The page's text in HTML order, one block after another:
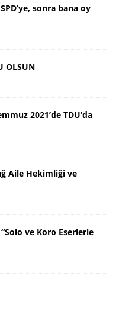
sonra bana oy
OLSUN
2021’de TDU’da
Aile Hekimliği ve
“Solo ve Koro Eserlerle